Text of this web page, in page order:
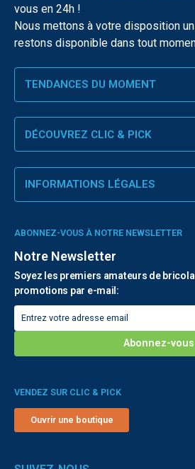
vous en 24h !
Nous mettons à votre disposition
restons disponible dans tout
TENDANCES DU MOMENT
DÉCOUVREZ CLIC & PICK
INFORMATIONS LÉGALES
ABONNEZ-VOUS À NOTRE NEWSLETTER
Notre Newsletter
Soyez les premiers amateurs de
promotions par e-mail:
VENDEZ SUR CLIC & PICK
Ouvrir une boutique